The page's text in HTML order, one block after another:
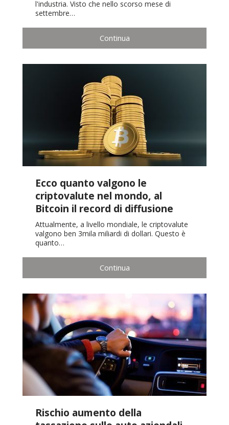
l'industria. Visto che nello scorso mese di
settembre…
Continua
Ecco quanto valgono le
criptovalute nel mondo, al
Bitcoin il record di diffusione
Attualmente, a livello mondiale, le criptovalute
valgono ben 3mila miliardi di dollari. Questo è
quanto…
Continua
Rischio aumento della